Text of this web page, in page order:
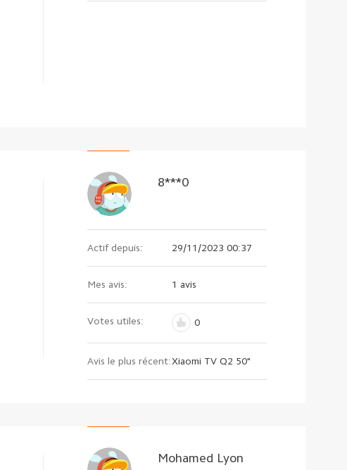
8***0
Actif depuis: 29/11/2023 00:37
Mes avis: 1 avis
Votes utiles: 0
Avis le plus récent:Xiaomi TV Q2 50"
Mohamed Lyon